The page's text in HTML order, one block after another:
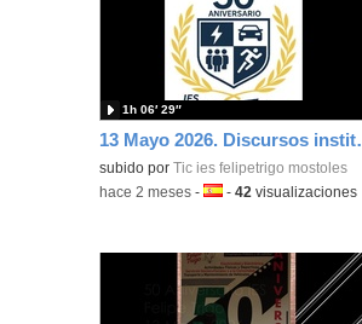
13 Mayo
Contenido educativo.
subido por Tic ies felipetrigo mostoles
1h 06′ 29″
-hace 2 meses -Idioma:
-42 visualizaciones